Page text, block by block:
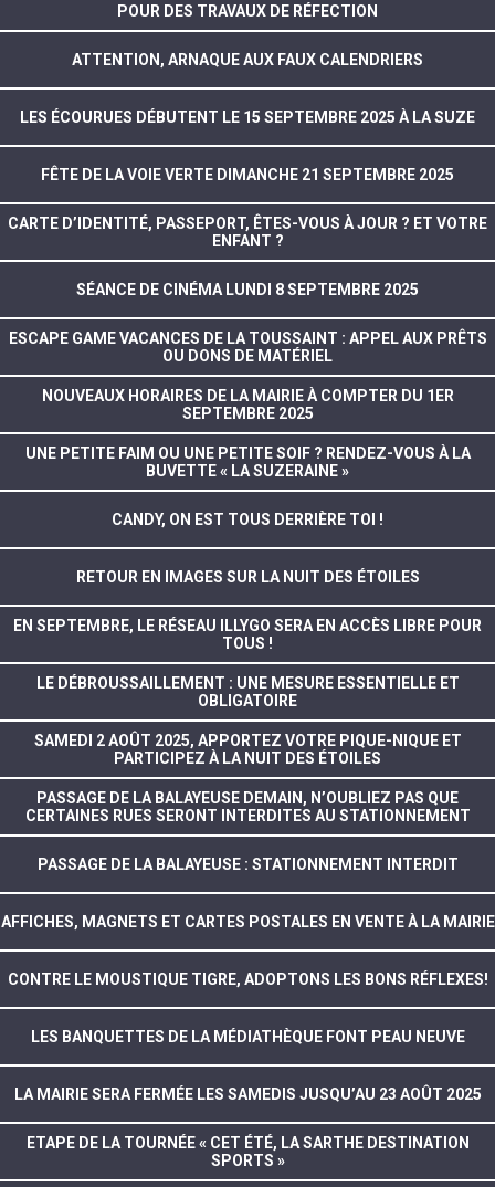
POUR DES TRAVAUX DE RÉFECTION
ATTENTION, ARNAQUE AUX FAUX CALENDRIERS
LES ÉCOURUES DÉBUTENT LE 15 SEPTEMBRE 2025 À LA SUZE
FÊTE DE LA VOIE VERTE DIMANCHE 21 SEPTEMBRE 2025
CARTE D’IDENTITÉ, PASSEPORT, ÊTES-VOUS À JOUR ? ET VOTRE
ENFANT ?
SÉANCE DE CINÉMA LUNDI 8 SEPTEMBRE 2025
ESCAPE GAME VACANCES DE LA TOUSSAINT : APPEL AUX PRÊTS
OU DONS DE MATÉRIEL
NOUVEAUX HORAIRES DE LA MAIRIE À COMPTER DU 1ER
SEPTEMBRE 2025
UNE PETITE FAIM OU UNE PETITE SOIF ? RENDEZ-VOUS À LA
BUVETTE « LA SUZERAINE »
CANDY, ON EST TOUS DERRIÈRE TOI !
RETOUR EN IMAGES SUR LA NUIT DES ÉTOILES
EN SEPTEMBRE, LE RÉSEAU ILLYGO SERA EN ACCÈS LIBRE POUR
TOUS !
LE DÉBROUSSAILLEMENT : UNE MESURE ESSENTIELLE ET
OBLIGATOIRE
SAMEDI 2 AOÛT 2025, APPORTEZ VOTRE PIQUE-NIQUE ET
PARTICIPEZ À LA NUIT DES ÉTOILES
PASSAGE DE LA BALAYEUSE DEMAIN, N’OUBLIEZ PAS QUE
CERTAINES RUES SERONT INTERDITES AU STATIONNEMENT
PASSAGE DE LA BALAYEUSE : STATIONNEMENT INTERDIT
AFFICHES, MAGNETS ET CARTES POSTALES EN VENTE À LA MAIRIE
CONTRE LE MOUSTIQUE TIGRE, ADOPTONS LES BONS RÉFLEXES!
LES BANQUETTES DE LA MÉDIATHÈQUE FONT PEAU NEUVE
LA MAIRIE SERA FERMÉE LES SAMEDIS JUSQU’AU 23 AOÛT 2025
ETAPE DE LA TOURNÉE « CET ÉTÉ, LA SARTHE DESTINATION
SPORTS »